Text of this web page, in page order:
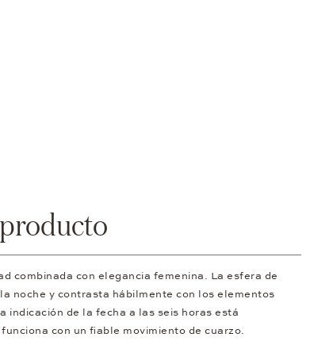
combinada con elegancia femenina. La esfera de
noche y contrasta hábilmente con los elementos
indicación de la fecha a las seis horas está
con un fiable movimiento de cuarzo.